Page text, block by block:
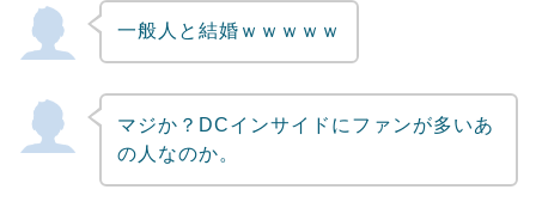
一般人と結婚ｗｗｗｗｗ
マジか？DCインサイドにファンが多いあ
の人なのか。